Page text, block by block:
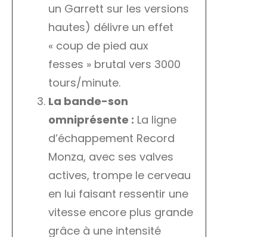
un Garrett sur les versions
hautes) délivre un effet
« coup de pied aux
fesses » brutal vers 3000
tours/minute.
La bande-son
omniprésente : La ligne
d’échappement Record
Monza, avec ses valves
actives, trompe le cerveau
en lui faisant ressentir une
vitesse encore plus grande
grâce à une intensité